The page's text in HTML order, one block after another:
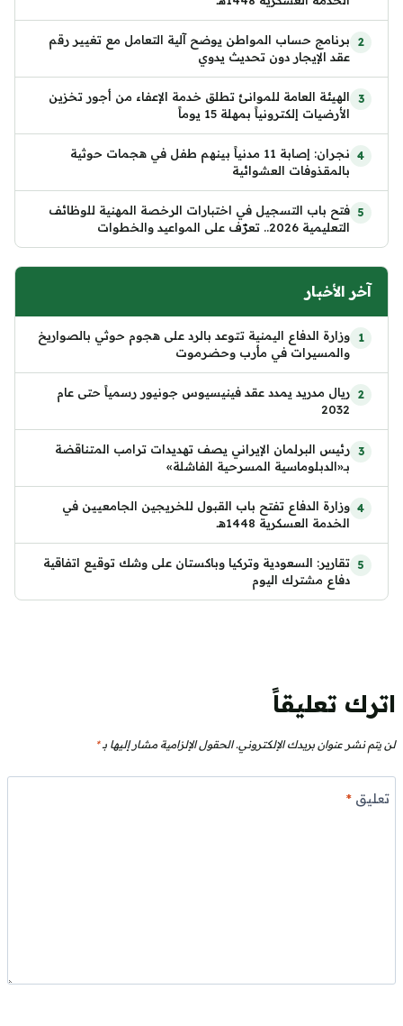
برنامج حساب المواطن يوضح آلية التعامل مع تغيير رقم
عقد الإيجار دون تحديث يدوي
الهيئة العامة للموانئ تطلق خدمة الإعفاء من أجور تخزين
الأرضيات إلكترونياً بمهلة 15 يوماً
نجران: إصابة 11 مدنياً بينهم طفل في هجمات حوثية
بالمقذوفات العشوائية
فتح باب التسجيل في اختبارات الرخصة المهنية للوظائف
التعليمية 2026.. تعرّف على المواعيد والخطوات
آخر الأخبار
وزارة الدفاع اليمنية تتوعد بالرد على هجوم حوثي بالصواريخ
والمسيرات في مأرب وحضرموت
ريال مدريد يمدد عقد فينيسيوس جونيور رسمياً حتى عام
2032
رئيس البرلمان الإيراني يصف تهديدات ترامب المتناقضة
بـ«الدبلوماسية المسرحية الفاشلة»
وزارة الدفاع تفتح باب القبول للخريجين الجامعيين في
الخدمة العسكرية 1448هـ
تقارير: السعودية وتركيا وباكستان على وشك توقيع اتفاقية
دفاع مشترك اليوم
اترك تعليقاً
لن يتم نشر عنوان بريدك الإلكتروني. الحقول الإلزامية مشار إليها بـ*
تعليق*